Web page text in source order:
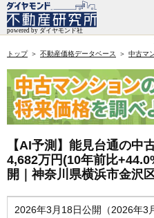
トップ 不動産価格データベース 中古マ
【AI予測】能見台通の中
4,682万円(10年前比
開｜神奈川県横浜市金沢
2026年3月18日公開（2026年3